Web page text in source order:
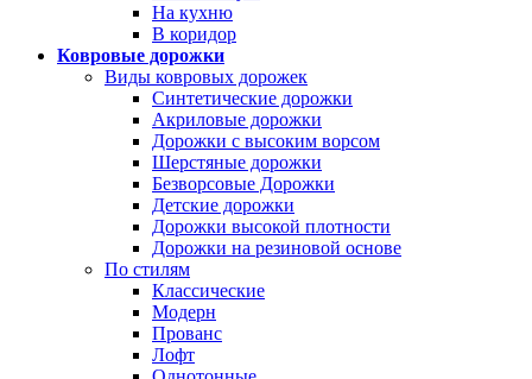
На кухню
В коридор
Ковровые дорожки
Виды ковровых дорожек
Синтетические дорожки
Акриловые дорожки
Дорожки с высоким ворсом
Шерстяные дорожки
Безворсовые Дорожки
Детские дорожки
Дорожки высокой плотности
Дорожки на резиновой основе
По стилям
Классические
Модерн
Прованс
Лофт